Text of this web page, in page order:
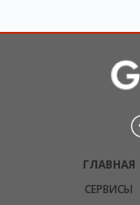
ГЛАВНАЯ
СЕРВИСЫ